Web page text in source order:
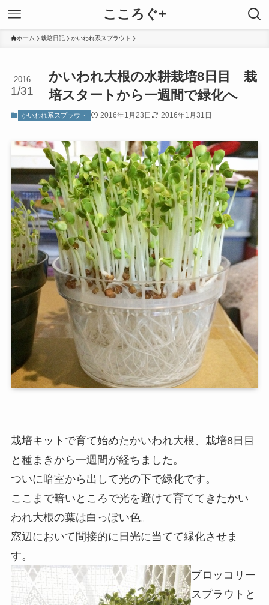
こころぐ+
ホーム 栽培日記 かいわれ系スプラウト
かいわれ大根の水耕栽培8日目 栽
培スタートから一週間で緑化へ
2016
1/31
かいわれ系スプラウト 2016年1月23日 2016年1月31日
栽培キットで育て始めたかいわれ大根、栽培8日目
と種まきから一週間が経ちました。
ついに暗室から出して光の下で緑化です。
ここまで暗いところで光を避けて育ててきたかい
われ大根の葉は白っぽい色。
窓辺において間接的に日光に当てて緑化させま
す。
ブロッコリー
スプラウトと